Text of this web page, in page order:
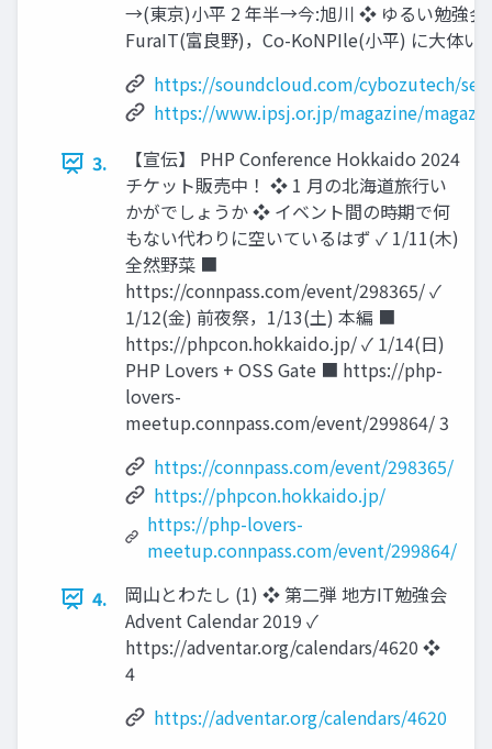
→(東京)小平 2 年半→今:旭川 ❖ ゆるい勉強会
FuraIT(富良野)，Co-KoNPIle(小平) に大体い
https://soundcloud.com/cybozutech/
https://www.ipsj.or.jp/magazine/
3.
【宣伝】 PHP Conference Hokkaido 2024
チケット販売中！ ❖ 1 月の北海道旅行い
かがでしょうか ❖ イベント間の時期で何
もない代わりに空いているはず ✓ 1/11(木)
全然野菜 ■
https://connpass.com/event/298365/ ✓
1/12(金) 前夜祭，1/13(土) 本編 ■
https://phpcon.hokkaido.jp/ ✓ 1/14(日)
PHP Lovers + OSS Gate ■ https://php-
lovers-
meetup.connpass.com/event/299864/ 3
https://connpass.com/event/298365/
https://phpcon.hokkaido.jp/
https://php-lovers-
meetup.connpass.com/event/299864/
4.
岡山とわたし (1) ❖ 第二弾 地方IT勉強会
Advent Calendar 2019 ✓
https://adventar.org/calendars/4620 ❖
4
https://adventar.org/calendars/4620